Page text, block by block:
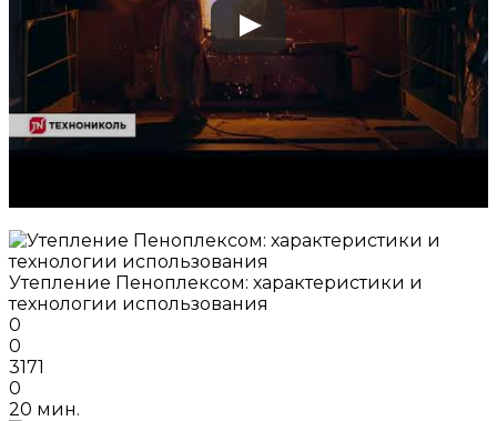
Утепление Пеноплексом: характеристики и
технологии использования
0
0
3171
0
20 мин.